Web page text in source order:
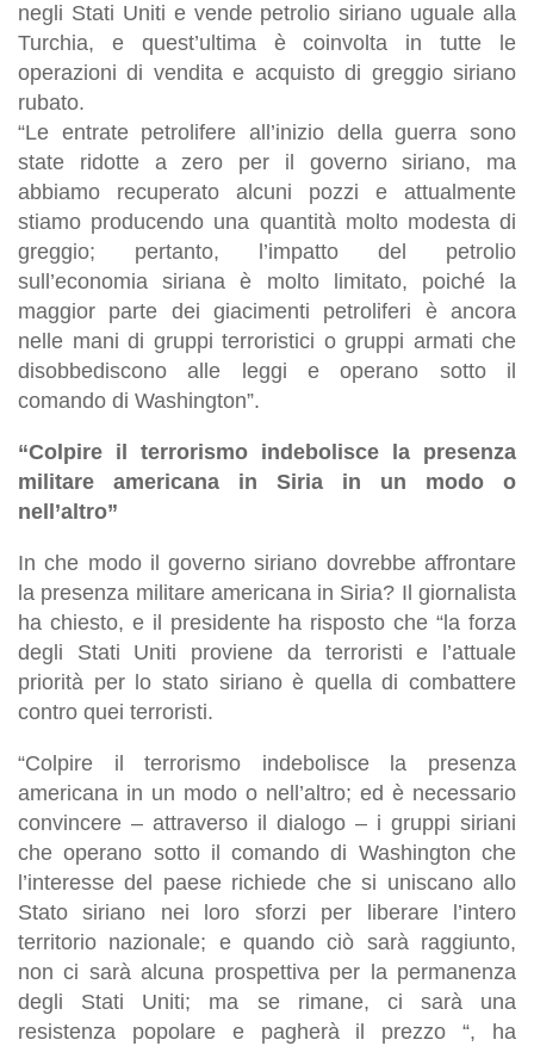
negli Stati Uniti e vende petrolio siriano uguale alla
Turchia, e quest’ultima è coinvolta in tutte le
operazioni di vendita e acquisto di greggio siriano
rubato.
“Le entrate petrolifere all’inizio della guerra sono
state ridotte a zero per il governo siriano, ma
abbiamo recuperato alcuni pozzi e attualmente
stiamo producendo una quantità molto modesta di
greggio; pertanto, l’impatto del petrolio
sull’economia siriana è molto limitato, poiché la
maggior parte dei giacimenti petroliferi è ancora
nelle mani di gruppi terroristici o gruppi armati che
disobbediscono alle leggi e operano sotto il
comando di Washington”.
“Colpire il terrorismo indebolisce la presenza
militare americana in Siria in un modo o
nell’altro”
In che modo il governo siriano dovrebbe affrontare
la presenza militare americana in Siria? Il giornalista
ha chiesto, e il presidente ha risposto che “la forza
degli Stati Uniti proviene da terroristi e l’attuale
priorità per lo stato siriano è quella di combattere
contro quei terroristi.
“Colpire il terrorismo indebolisce la presenza
americana in un modo o nell’altro; ed è necessario
convincere – attraverso il dialogo – i gruppi siriani
che operano sotto il comando di Washington che
l’interesse del paese richiede che si uniscano allo
Stato siriano nei loro sforzi per liberare l’intero
territorio nazionale; e quando ciò sarà raggiunto,
non ci sarà alcuna prospettiva per la permanenza
degli Stati Uniti; ma se rimane, ci sarà una
resistenza popolare e pagherà il prezzo “, ha